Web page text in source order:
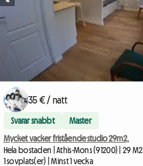
35 € / natt
Svarar snabbt Master
Mycket vacker fristående studio 29m2,
Hela bostaden | Athis-Mons (91200) | 29 M2
1 sovplats(er) | Minst 1 vecka